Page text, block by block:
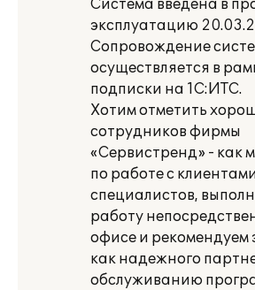
Система введена в
эксплуатацию
Сопровождение
осуществляется в
подписки на 1С:ИТС.
Хотим отметить
сотрудников фирмы
«Сервистренд» - как
по работе с
специалистов,
работу
офисе и рекомендуем
как надежного
обслуживанию